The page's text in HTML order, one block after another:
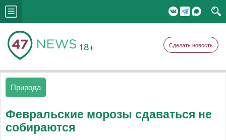
18+ Сделать новость
Природа
Февральские морозы сдаваться не
собираются